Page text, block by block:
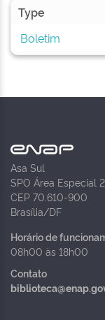
Type
Boletim
Asa Sul
SPO Área Especial
CEP 70.610-900
Brasília/DF
Horário de
08h00 às 18h00
Contato